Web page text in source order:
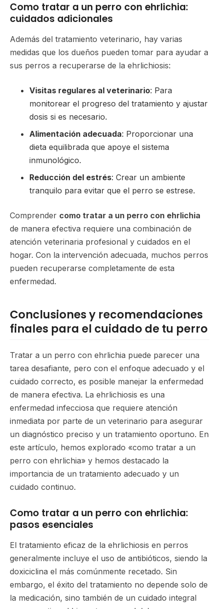
Como tratar a un perro con ehrlichia:
cuidados adicionales
Además del tratamiento veterinario, hay varias
medidas que los dueños pueden tomar para ayudar a
sus perros a recuperarse de la ehrlichiosis:
Visitas regulares al veterinario: Para
monitorear el progreso del tratamiento y ajustar
dosis si es necesario.
Alimentación adecuada: Proporcionar una
dieta equilibrada que apoye el sistema
inmunológico.
Reducción del estrés: Crear un ambiente
tranquilo para evitar que el perro se estrese.
Comprender como tratar a un perro con ehrlichia
de manera efectiva requiere una combinación de
atención veterinaria profesional y cuidados en el
hogar. Con la intervención adecuada, muchos perros
pueden recuperarse completamente de esta
enfermedad.
Conclusiones y recomendaciones
finales para el cuidado de tu perro
Tratar a un perro con ehrlichia puede parecer una
tarea desafiante, pero con el enfoque adecuado y el
cuidado correcto, es posible manejar la enfermedad
de manera efectiva. La ehrlichiosis es una
enfermedad infecciosa que requiere atención
inmediata por parte de un veterinario para asegurar
un diagnóstico preciso y un tratamiento oportuno. En
este artículo, hemos explorado «como tratar a un
perro con ehrlichia» y hemos destacado la
importancia de un tratamiento adecuado y un
cuidado continuo.
Como tratar a un perro con ehrlichia:
pasos esenciales
El tratamiento eficaz de la ehrlichiosis en perros
generalmente incluye el uso de antibióticos, siendo la
doxiciclina el más comúnmente recetado. Sin
embargo, el éxito del tratamiento no depende solo de
la medicación, sino también de un cuidado integral